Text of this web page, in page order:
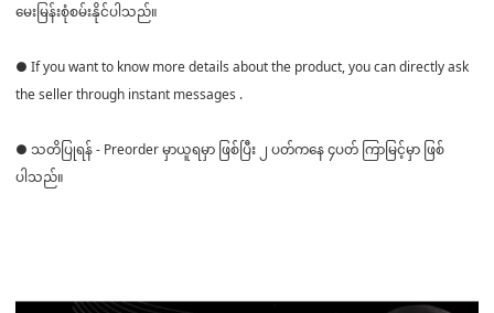
မေးမြန်းစုံစမ်းနိုင်ပါသည်။
● If you want to know more details about the product, you can directly ask
the seller through instant messages .
● သတိပြုရန် - Preorder မှာယူရမှာ ဖြစ်ပြီး ၂ ပတ်ကနေ ၄ပတ် ကြာမြင့်မှာ ဖြစ်
ပါသည်။